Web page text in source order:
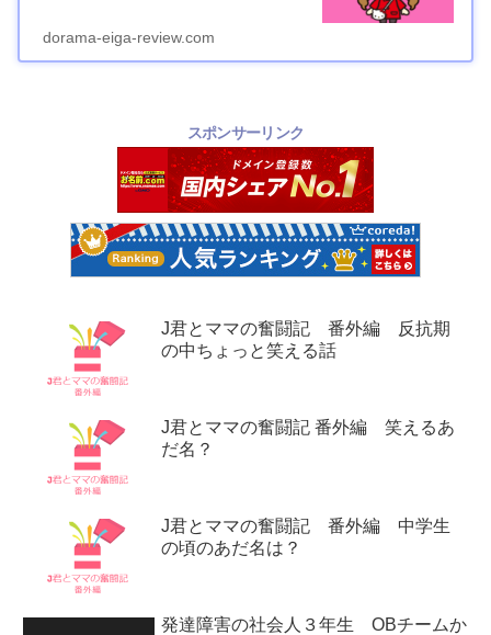
dorama-eiga-review.com
スポンサーリンク
J君とママの奮闘記 番外編 反抗期
の中ちょっと笑える話
J君とママの奮闘記 番外編 笑えるあ
だ名？
J君とママの奮闘記 番外編 中学生
の頃のあだ名は？
発達障害の社会人３年生 OBチームか